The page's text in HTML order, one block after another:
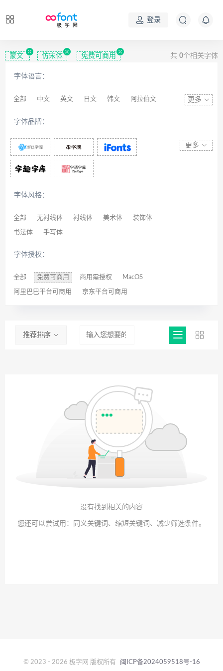
登录
蒙文 仿宋体 免费可商用 共 0个相关字体
字体语言：
全部 中文 英文 日文 韩文 阿拉伯文
拉丁文 八思巴文
更多
字体品牌：
更多
字体风格：
全部 无衬线体 衬线体 美术体 装饰体
书法体 手写体
字体授权：
全部 免费可商用 商用需授权 MacOS
阿里巴巴平台可商用 京东平台可商用
推荐排序
没有找到相关的内容
您还可以尝试用：同义关键词、缩短关键词、减少筛选条件。
© 2023 - 2026 极字网 版权所有 闽ICP备2024059518号-16